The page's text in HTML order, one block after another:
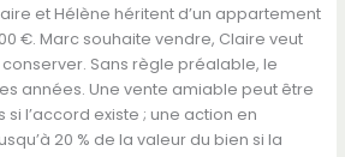
et Hélène héritent d’un appartement
€. Marc souhaite vendre, Claire veut
Sans règle préalable, le
années. Une vente amiable peut être
si l’accord existe ; une action en
20 % de la valeur du bien si la